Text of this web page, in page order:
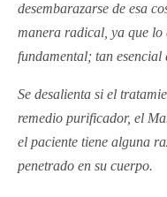
desembarazarse de esa
manera radical, ya que lo
fundamental; tan esencial
Se desalienta si el
remedio purificador, el
el paciente tiene alguna
penetrado en su cuerpo.